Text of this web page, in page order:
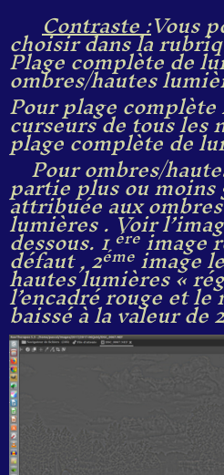
Contraste :Vous
choisir dans la
Plage complète de
ombres/hautes
Pour plage
curseurs de tous les
plage complète de
Pour ombres/
partie plus ou
attribuée aux
lumières . Voir
dessous. 1éreimage
défaut , 2émeimage
hautes lumières «
l’encadré rouge et le
baissé à la valeur de